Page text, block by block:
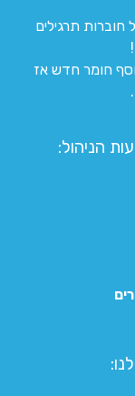
חוברות תרגילים
חומר חדש אז
הניהול: